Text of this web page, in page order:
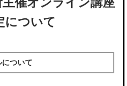
について
について